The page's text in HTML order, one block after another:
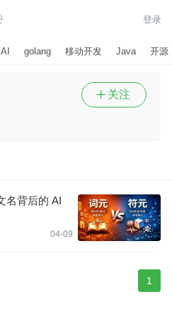
登录
AI golang 移动开发 Java 开源
 关注
名背后的 AI
04-09
1